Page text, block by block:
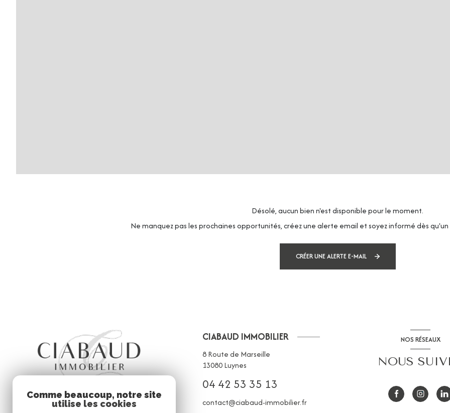
Désolé, aucun bien n'est disponible pour le moment.
Ne manquez pas les prochaines opportunités, créez une alerte email et soyez informé dès
CRÉER UNE ALERTE E-MAIL
CIABAUD IMMOBILIER
8 Route de Marseille
13080Luynes
04 42 53 35 13
contact@ciabaud-immobilier.fr
NOS RÉSEAUX
NOUS
Comme beaucoup, notre site
utilise les cookies